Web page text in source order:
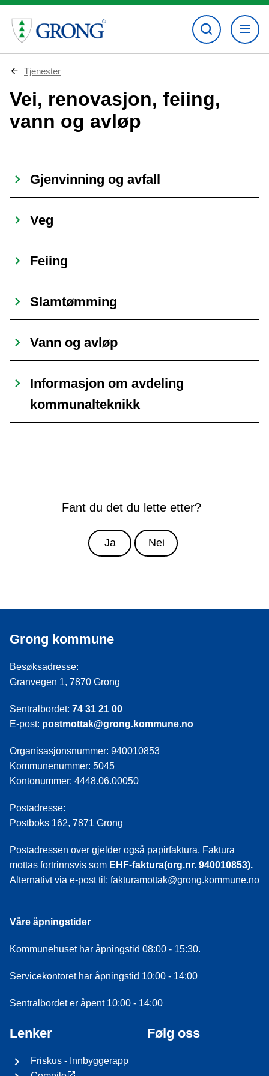
D
e
e
Tjenester
Vei, renovasjon, feiing,
vann og avløp
Gjenvinning og avfall
Veg
Feiing
Slamtømming
Vann og avløp
Informasjon om avdeling
kommunalteknikk
Fant du det du lette etter?
Ja Nei
Grong kommune
Besøksadresse:
Granvegen 1, 7870 Grong
Sentralbordet: 74 31 21 00
E-post: postmottak@grong.kommune.no
Organisasjonsnummer: 940010853
Kommunenummer: 5045
Kontonummer: 4448.06.00050
Postadresse:
Postboks 162, 7871 Grong
Postadressen over gjelder også papirfaktura. Faktura
mottas fortrinnsvis som EHF-faktura(org.nr. 940010853).
Alternativt via e-post til: fakturamottak@grong.kommune.no
Våre åpningstider
Kommunehuset har åpningstid 08:00 - 15:30.
Servicekontoret har åpningstid 10:00 - 14:00
Sentralbordet er åpent 10:00 - 14:00
Lenker
Friskus - Innbyggerapp
Følg oss